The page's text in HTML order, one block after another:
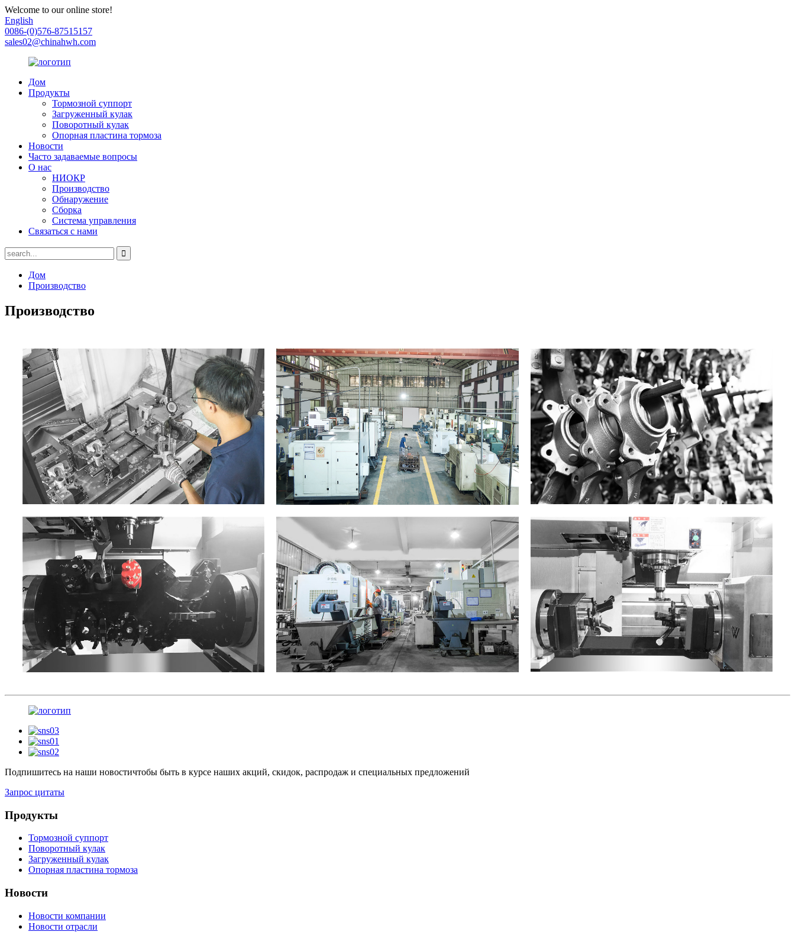
Welcome to our online store!
English
0086-(0)576-87515157
sales02@chinahwh.com
Дом
Продукты
Тормозной суппорт
Загруженный кулак
Поворотный кулак
Опорная пластина тормоза
Новости
Часто задаваемые вопросы
О нас
НИОКР
Производство
Обнаружение
Сборка
Система управления
Связаться с нами
Дом
Производство
Производство
Подпишитесь на наши новостичтобы быть в курсе наших акций, скидок, распродаж и специальных предложений
Запрос цитаты
Продукты
Тормозной суппорт
Поворотный кулак
Загруженный кулак
Опорная пластина тормоза
Новости
Новости компании
Новости отрасли